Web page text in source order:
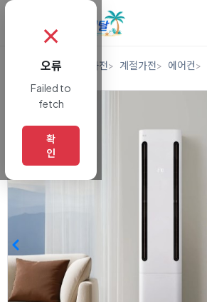
렌탈 디지털/가전 계절가전 에어컨
✗
오류
Failed to
fetch
확
인